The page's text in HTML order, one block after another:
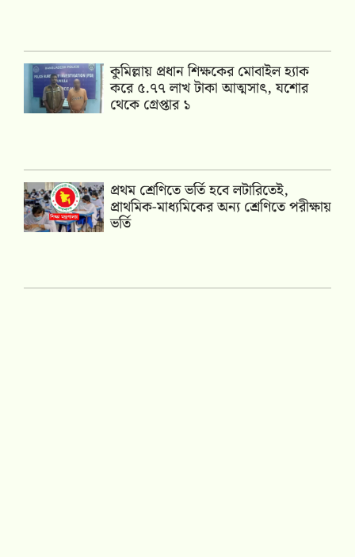
কুমিল্লায় প্রধান শিক্ষকের মোবাইল হ্যাক
করে ৫.৭৭ লাখ টাকা আত্মসাৎ, যশোর
থেকে গ্রেপ্তার ১
প্রথম শ্রেণিতে ভর্তি হবে লটারিতেই,
প্রাথমিক-মাধ্যমিকের অন্য শ্রেণিতে পরীক্ষায়
ভর্তি